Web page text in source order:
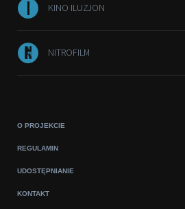
KINO ILUZJON
NITROFILM
O PROJEKCIE
REGULAMIN
UDOSTĘPNIANIE
KONTAKT